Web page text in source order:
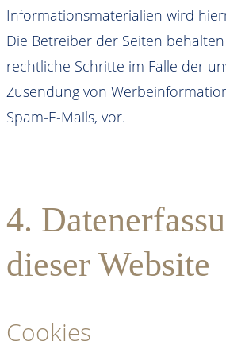
Informationsmaterialien wird
Die Betreiber der Seiten
rechtliche Schritte im Falle der
Zusendung von
Spam-E-Mails, vor.
4.
dieser Website
Cookies